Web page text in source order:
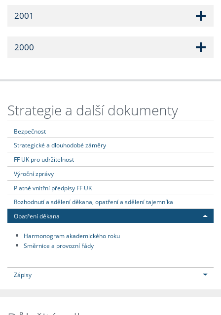
2001
2000
Strategie a další dokumenty
Bezpečnost
Strategické a dlouhodobé záměry
FF UK pro udržitelnost
Výroční zprávy
Platné vnitřní předpisy FF UK
Rozhodnutí a sdělení děkana, opatření a sdělení tajemníka
Opatření děkana
Harmonogram akademického roku
Směrnice a provozní řády
Zápisy